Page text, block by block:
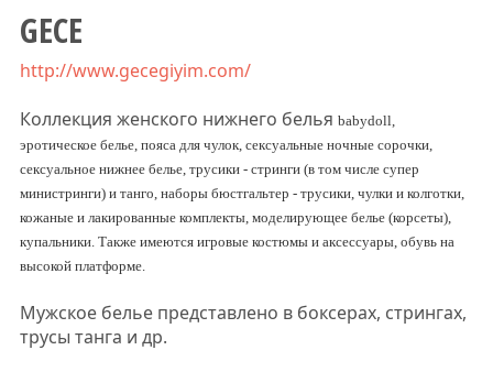
GECE
http://www.gecegiyim.com/
Коллекция женского нижнего белья babydoll,
эротическое белье, пояса для чулок, сексуальные ночные сорочки,
сексуальное нижнее белье, трусики - стринги (в том числе супер
министринги) и танго, наборы бюстгальтер - трусики, чулки и колготки,
кожаные и лакированные комплекты, моделирующее белье (корсеты),
купальники. Также имеются игровые костюмы и аксессуары, обувь на
высокой платформе.
Мужское белье представлено в боксерах, стрингах,
трусы танга и др.